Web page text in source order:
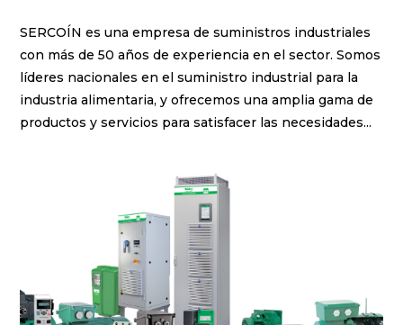
SERCOÍN es una empresa de suministros industriales
con más de 50 años de experiencia en el sector. Somos
líderes nacionales en el suministro industrial para la
industria alimentaria, y ofrecemos una amplia gama de
productos y servicios para satisfacer las necesidades...